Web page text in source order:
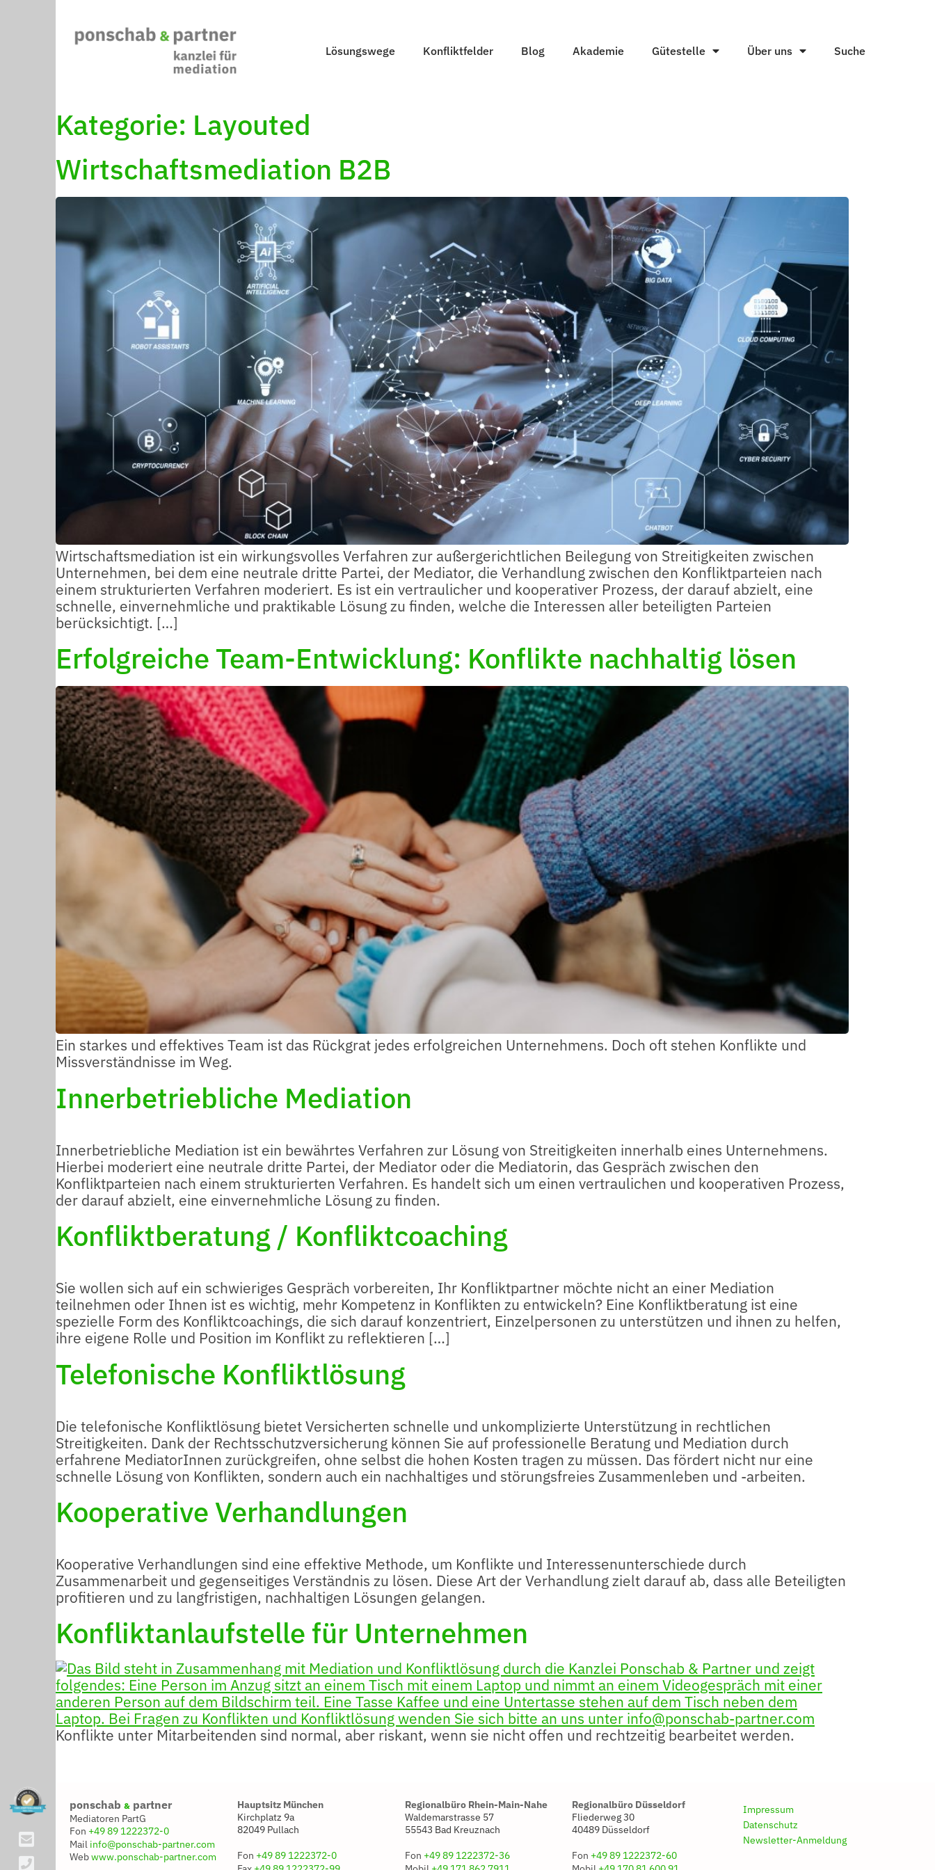
Lösungswege Konfliktfelder Blog Akademie Gütestelle Über uns Suche
Kategorie: Layouted
Wirtschaftsmediation B2B
Wirtschaftsmediation ist ein wirkungsvolles Verfahren zur außergerichtlichen Beilegung von Streitigkeiten zwischen
Unternehmen, bei dem eine neutrale dritte Partei, der Mediator, die Verhandlung zwischen den Konfliktparteien nach
einem strukturierten Verfahren moderiert. Es ist ein vertraulicher und kooperativer Prozess, der darauf abzielt, eine
schnelle, einvernehmliche und praktikable Lösung zu finden, welche die Interessen aller beteiligten Parteien
berücksichtigt. […]
Erfolgreiche Team-Entwicklung: Konflikte nachhaltig lösen
Ein starkes und effektives Team ist das Rückgrat jedes erfolgreichen Unternehmens. Doch oft stehen Konflikte und
Missverständnisse im Weg.
Innerbetriebliche Mediation
Innerbetriebliche Mediation ist ein bewährtes Verfahren zur Lösung von Streitigkeiten innerhalb eines Unternehmens.
Hierbei moderiert eine neutrale dritte Partei, der Mediator oder die Mediatorin, das Gespräch zwischen den
Konfliktparteien nach einem strukturierten Verfahren. Es handelt sich um einen vertraulichen und kooperativen Prozess,
der darauf abzielt, eine einvernehmliche Lösung zu finden.
Konfliktberatung / Konfliktcoaching
Sie wollen sich auf ein schwieriges Gespräch vorbereiten, Ihr Konfliktpartner möchte nicht an einer Mediation
teilnehmen oder Ihnen ist es wichtig, mehr Kompetenz in Konflikten zu entwickeln? Eine Konfliktberatung ist eine
spezielle Form des Konfliktcoachings, die sich darauf konzentriert, Einzelpersonen zu unterstützen und ihnen zu helfen,
ihre eigene Rolle und Position im Konflikt zu reflektieren […]
Telefonische Konfliktlösung
Die telefonische Konfliktlösung bietet Versicherten schnelle und unkomplizierte Unterstützung in rechtlichen
Streitigkeiten. Dank der Rechtsschutzversicherung können Sie auf professionelle Beratung und Mediation durch
erfahrene MediatorInnen zurückgreifen, ohne selbst die hohen Kosten tragen zu müssen. Das fördert nicht nur eine
schnelle Lösung von Konflikten, sondern auch ein nachhaltiges und störungsfreies Zusammenleben und -arbeiten.
Kooperative Verhandlungen
Kooperative Verhandlungen sind eine effektive Methode, um Konflikte und Interessenunterschiede durch
Zusammenarbeit und gegenseitiges Verständnis zu lösen. Diese Art der Verhandlung zielt darauf ab, dass alle Beteiligten
profitieren und zu langfristigen, nachhaltigen Lösungen gelangen.
Konfliktanlaufstelle für Unternehmen
Konflikte unter Mitarbeitenden sind normal, aber riskant, wenn sie nicht offen und rechtzeitig bearbeitet werden.
ponschab & partner
Mediatoren PartG
Fon +49 89 1222372-0
Mail info@ponschab-partner.com
Webwww.ponschab-partner.com
Hauptsitz München
Kirchplatz 9a
82049 Pullach
Fon +49 89 1222372-0
Regionalbüro Rhein-Main-Nahe
Waldemarstrasse 57
55543 Bad Kreuznach
Fon +49 89 1222372-36
Regionalbüro Düsseldorf
Fliederweg 30
40489 Düsseldorf
Fon +49 89 1222372-60
Impressum
Datenschutz
Newsletter-Anmeldung